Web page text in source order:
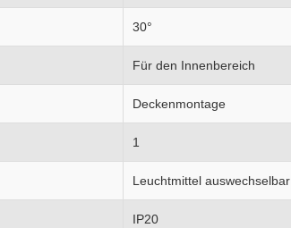
30°
Für den Innenbereich
Deckenmontage
1
Leuchtmittel auswechselbar
IP20